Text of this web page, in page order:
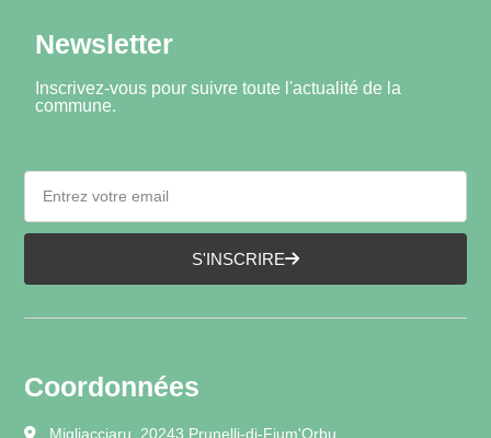
Newsletter
Inscrivez-vous pour suivre toute l'actualité de la
commune.
S'INSCRIRE
Coordonnées
Migliacciaru, 20243 Prunelli-di-Fium'Orbu